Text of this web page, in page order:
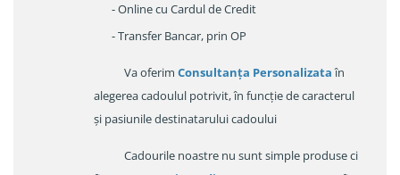
- Online cu Cardul de Credit
- Transfer Bancar, prin OP
Va oferim Consultanța Personalizataîn
alegerea cadoulul potrivit, în funcție de caracterul
și pasiunile destinatarului cadoului
Cadourile noastre nu sunt simple produse ci